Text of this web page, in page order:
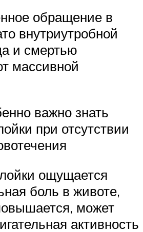
обращение в
внутриутробной
и смертью
массивной
важно знать
при отсутствии
ощущается
боль в животе,
может
активность